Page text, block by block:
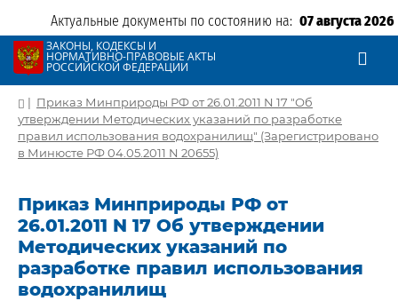
Актуальные документы по состоянию на: 07 августа 2026
ЗАКОНЫ, КОДЕКСЫ И
НОРМАТИВНО-ПРАВОВЫЕ АКТЫ
РОССИЙСКОЙ ФЕДЕРАЦИИ
| Приказ Минприроды РФ от 26.01.2011 N 17 "Об
утверждении Методических указаний по разработке
правил использования водохранилищ" (Зарегистрировано
в Минюсте РФ 04.05.2011 N 20655)
Приказ Минприроды РФ от
26.01.2011 N 17 Об утверждении
Методических указаний по
разработке правил использования
водохранилищ